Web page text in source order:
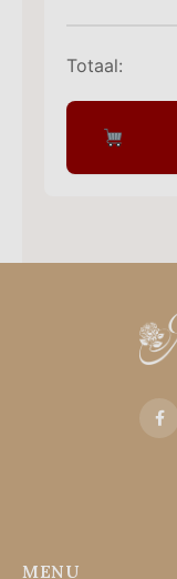
Totaal:
MENU